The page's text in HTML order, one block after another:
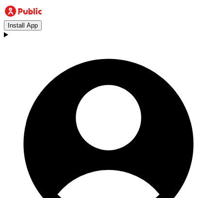
Install App